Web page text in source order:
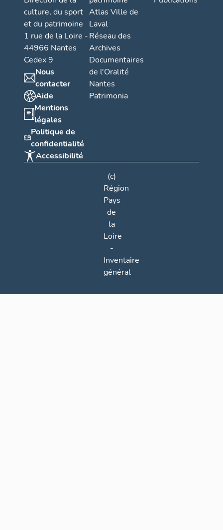
culture, du sport
et du patrimoine
1 rue de la Loire -
44966 Nantes
Cedex 9
Nous
contacter
Aide
Mentions
légales
Politique de
confidentialité
Accessibilité
Atlas Ville de
Laval
Réseau des
Archives
Documentaires
de l'Oralité
Nantes
Patrimonia
(c)
Région
Pays
de
la
Loire
-
Inventaire
général